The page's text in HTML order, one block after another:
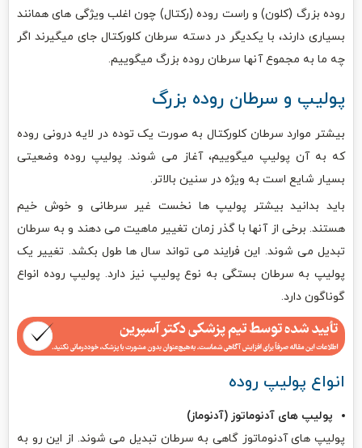
روده بزرگ (کلون) و راست روده (رکتال) چون اغلب ویژگی های همانند
بسیاری دارند، با یکدیگر در دسته سرطان کلورکتال جای میگیرند اگر
چه ما به مجموع آنها سرطان روده بزرگ میگوییم.
پولیپ و سرطان روده بزرگ
بیشتر موارد سرطان کلورکتال به صورت یک توده در لایه درونی روده
که به آن پولیپ میگوییم، آغاز می شوند. پولیپ روده وضعیتی
بسیار شایع است به ویژه در سنین بالاتر.
باید بدانید بیشتر پولیپ ها نخست غیر سرطانی و خوش خیم
هستند. برخی از آنها با گذر زمان تغییر ماهیت می دهند و به سرطان
تبدیل می شوند. این فرایند می تواند سال ها طول بکشد. تغییر یک
پولیپ به سرطان بستگی به نوع پولیپ نیز دارد. پولیپ روده انواع
گوناگون دارد.
انواع پولیپ روده
پولیپ های آدنوماتوز (آدنوماز)
پولیپ های آدنوماتوز گاهی به سرطان تبدیل می شوند. از این رو به